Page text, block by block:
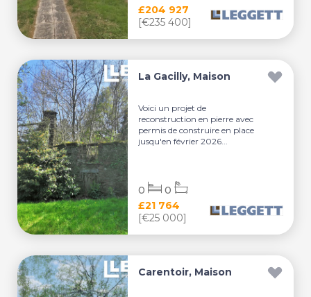
£204 927
[€235 400]
La Gacilly, Maison
Voici un projet de
reconstruction en pierre avec
permis de construire en place
jusqu'en février 2026...
£21 764
[€25 000]
0 0
Carentoir, Maison